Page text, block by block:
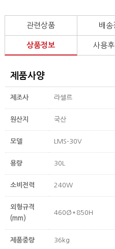
관련상품 배송
상품정보 사용후
제품사양
제조사 라셀르
원산지 국산
모델 LMS-30V
용량 30L
소비전력 240W
외형규격
(mm)
460Ø*850H
제품중량 36kg